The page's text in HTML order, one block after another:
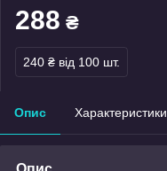
288 ₴
240 ₴ від 100 шт.
Опис Характеристики